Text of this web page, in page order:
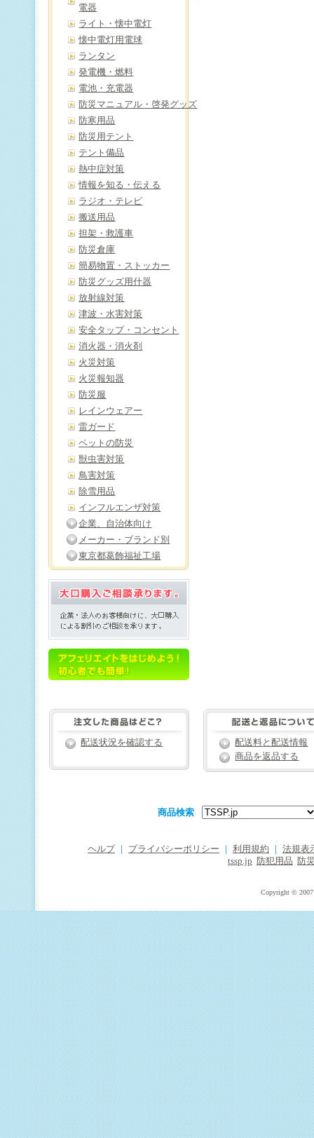
電器
ライト・懐中電灯
懐中電灯用電球
ランタン
発電機・燃料
電池・充電器
防災マニュアル・啓発グッズ
防寒用品
防災用テント
テント備品
熱中症対策
情報を知る・伝える
ラジオ・テレビ
搬送用品
担架・救護車
防災倉庫
簡易物置・ストッカー
防災グッズ用什器
放射線対策
津波・水害対策
安全タップ・コンセント
消火器・消火剤
火災対策
火災報知器
防災服
レインウェアー
雷ガード
ペットの防災
獣虫害対策
鳥害対策
除雪用品
インフルエンザ対策
企業、自治体向け
メーカー・ブランド別
東京都葛飾福祉工場
配送状況を確認する
配送料と配送情報
商品を返品する
商品検索
ヘルプ プライバシーポリシー 利用規約
法規表
tssp.jp
防犯用品 防
Copyright © 2007